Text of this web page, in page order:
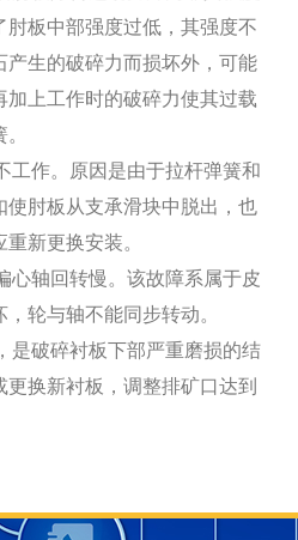
肘板中部强度过低，其强度不
产生的破碎力而损坏外，可能
加上工作时的破碎力使其过载
作。原因是由于拉杆弹簧和
使肘板从支承滑块中脱出，也
新更换安装。
轴回转慢。该故障系属于皮
轮与轴不能同步转动。
破碎衬板下部严重磨损的结
换新衬板，调整排矿口达到